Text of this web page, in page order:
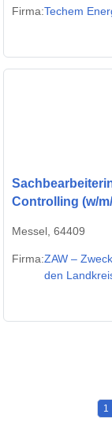
Firma:Techem
Controlling (w/
Messel, 64409
Firma:ZAW –
den
1